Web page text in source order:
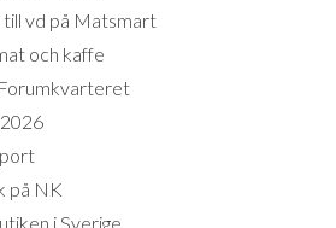
vd på Matsmart
och kaffe
på NK
i Sverige